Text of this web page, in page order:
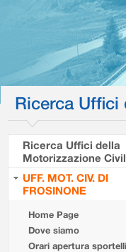
Ricerca Uffici
Ricerca Uffici della
Motorizzazione
UFF. MOT. CIV. DI
FROSINONE
Home Page
Dove siamo
Orari apertura sportelli